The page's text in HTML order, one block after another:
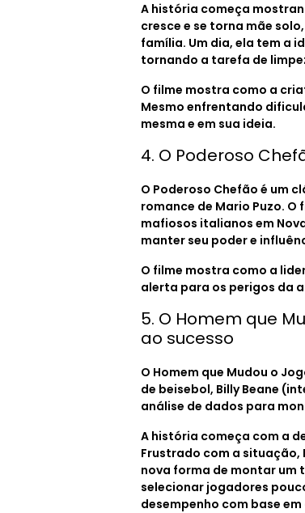
A história começa
cresce e se torna mãe
família. Um dia, ela tem a
tornando a tarefa de
O filme mostra como a
Mesmo enfrentando
mesma e em sua ideia.
4. O Poderoso
O Poderoso Chefão é um
romance de Mario Puzo.
mafiosos italianos em
manter seu poder e
O filme mostra como a
alerta para os perigos da
5. O Homem que
ao sucesso
O Homem que Mudou o
de beisebol, Billy Beane
análise de dados para
A história começa com a
Frustrado com a situação,
nova forma de montar um
selecionar jogadores
desempenho com base